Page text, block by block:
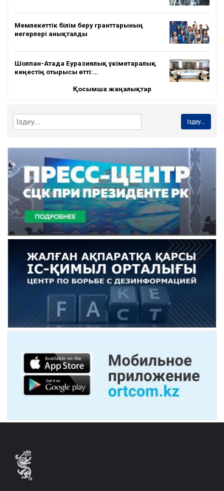
Мемлекеттік білім беру гранттарының
иегерлері анықталды
Шолпан-Атада Еуразиялық үкіметаралық
кеңестің отырысы өтті:…
Қосымша жаңалықтар
Іздеу...